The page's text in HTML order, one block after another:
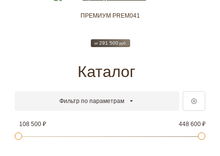
ПРЕМИУМ PREM041
от 291 500руб.
Каталог
Фильтр по параметрам
108 500 448 600